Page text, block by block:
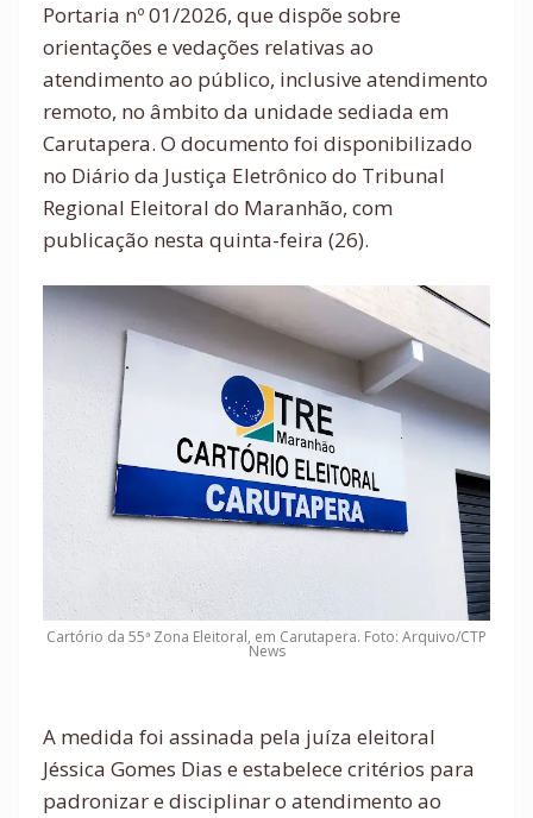
Portaria nº 01/2026, que dispõe sobre
orientações e vedações relativas ao
atendimento ao público, inclusive atendimento
remoto, no âmbito da unidade sediada em
Carutapera. O documento foi disponibilizado
no Diário da Justiça Eletrônico do Tribunal
Regional Eleitoral do Maranhão, com
publicação nesta quinta-feira (26).
Cartório da 55ª Zona Eleitoral, em Carutapera. Foto: Arquivo/CTP
News
A medida foi assinada pela juíza eleitoral
Jéssica Gomes Dias e estabelece critérios para
padronizar e disciplinar o atendimento ao